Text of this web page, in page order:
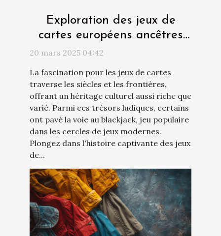
Exploration des jeux de
cartes européens ancêtres
du blackjack
20 mars 2025 04:42
La fascination pour les jeux de cartes
traverse les siècles et les frontières,
offrant un héritage culturel aussi riche que
varié. Parmi ces trésors ludiques, certains
ont pavé la voie au blackjack, jeu populaire
dans les cercles de jeux modernes.
Plongez dans l'histoire captivante des jeux
de...